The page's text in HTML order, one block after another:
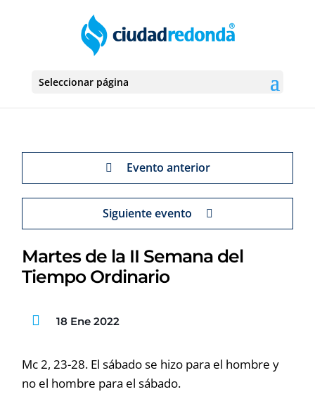
Seleccionar página
Evento anterior
Siguiente evento
Martes de la II Semana del
Tiempo Ordinario
18 Ene 2022
Mc 2, 23-28. El sábado se hizo para el hombre y
no el hombre para el sábado.